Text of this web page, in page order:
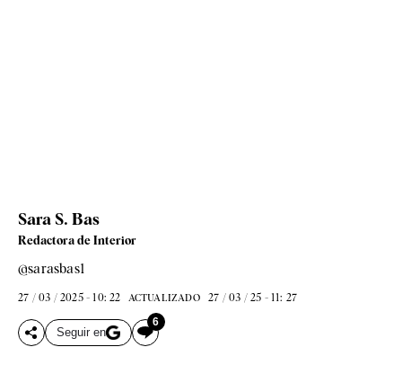
Sara S. Bas
Redactora de Interior
@sarasbas1
27 / 03 / 2025 - 10: 22 ACTUALIZADO 27 / 03 / 25 - 11: 27
Seguir en
6